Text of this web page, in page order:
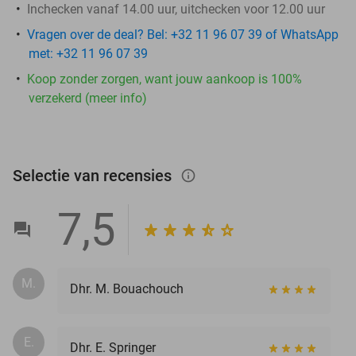
Inchecken vanaf 14.00 uur, uitchecken voor 12.00 uur
Vragen over de deal? Bel: +32 11 96 07 39 of WhatsApp
met: +32 11 96 07 39
Koop zonder zorgen, want jouw aankoop is 100%
verzekerd (meer info)
Selectie van recensies info_outlined
7,5
M. Dhr. M. Bouachouch
E. Dhr. E. Springer